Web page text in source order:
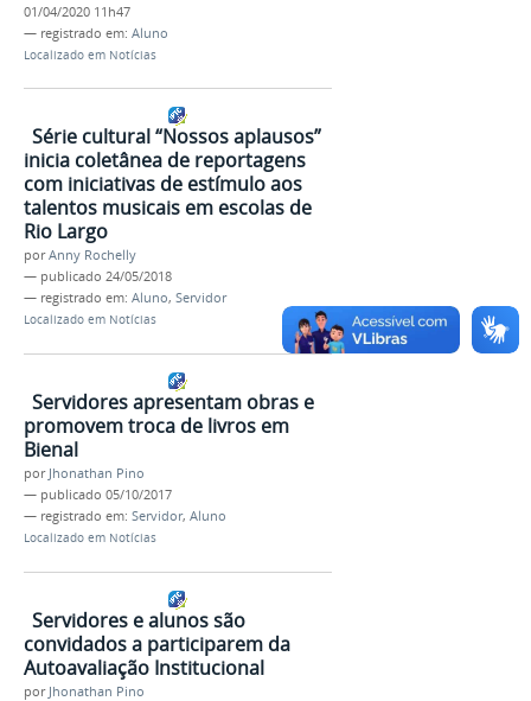
01/04/2020 11h47
— registrado em: Aluno
Localizado em Notícias
Série cultural “Nossos aplausos”
inicia coletânea de reportagens
com iniciativas de estímulo aos
talentos musicais em escolas de
Rio Largo
porAnny Rochelly
— publicado 24/05/2018
— registrado em: Aluno, Servidor
Localizado em Notícias
Servidores apresentam obras e
promovem troca de livros em
Bienal
por Jhonathan Pino
— publicado 05/10/2017
— registrado em: Servidor, Aluno
Localizado em Notícias
Servidores e alunos são
convidados a participarem da
Autoavaliação Institucional
por Jhonathan Pino